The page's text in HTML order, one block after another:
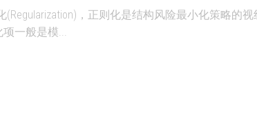
，正则化是结构风险最小化策略的
一般是模...